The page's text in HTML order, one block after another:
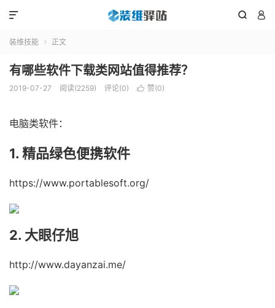
 

装维技能  正文
有哪些软件下载类网站值得推荐？
2019-07-27 阅读(2259) 评论(0)  赞(0)
电脑类软件：
1. 精品绿色便携软件
https://www.portablesoft.org/
2. 大眼仔旭
http://www.dayanzai.me/